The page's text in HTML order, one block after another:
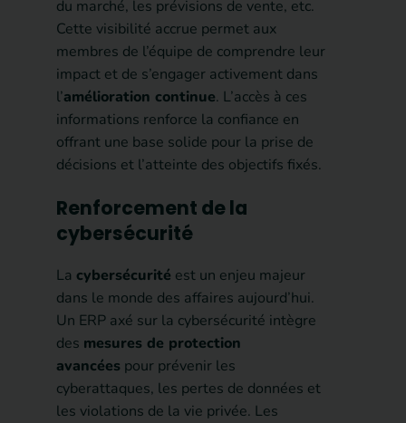
du marché, les prévisions de vente, etc.
Cette visibilité accrue permet aux
membres de l’équipe de comprendre leur
impact et de s’engager activement dans
l’amélioration continue. L’accès à ces
informations renforce la confiance en
offrant une base solide pour la prise de
décisions et l’atteinte des objectifs fixés.
Renforcement de la
cybersécurité
La cybersécurité est un enjeu majeur
dans le monde des affaires aujourd’hui.
Un ERP axé sur la cybersécurité intègre
des mesures de protection
avancées pour prévenir les
cyberattaques, les pertes de données et
les violations de la vie privée. Les